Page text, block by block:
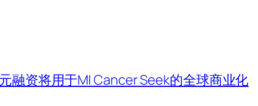
融资将用于MI Cancer Seek的全球商业化